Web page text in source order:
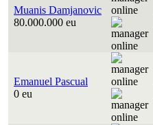
Muanis Damjanovic
80.000.000 eu
Emanuel Pascual
0 eu